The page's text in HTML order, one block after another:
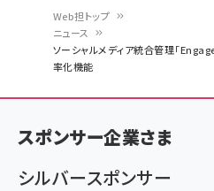
く
ず
Web担トップ
ニュース
ソーシャルメディア統合管理「
率化機能
スポンサー企業さま
シルバースポンサー